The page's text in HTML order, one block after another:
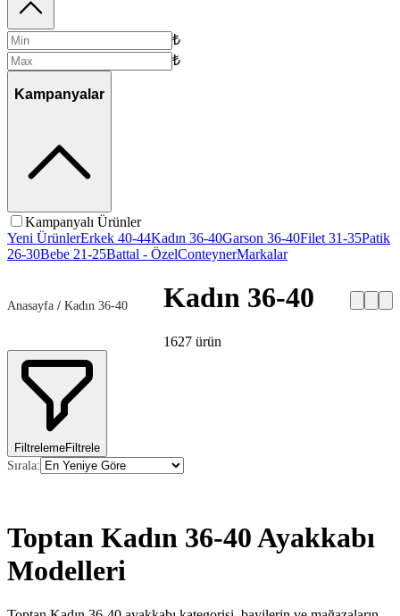
₺
₺
Kampanyalar
Kampanyalı Ürünler
Yeni ÜrünlerErkek 40-44Kadın 36-40Garson 36-40Filet 31-35Patik
26-30Bebe 21-25Battal - ÖzelConteynerMarkalar
Anasayfa / Kadın 36-40 Kadın 36-40
1627 ürün
FiltrelemeFiltrele
Sırala:
Toptan Kadın 36-40 Ayakkabı
Modelleri